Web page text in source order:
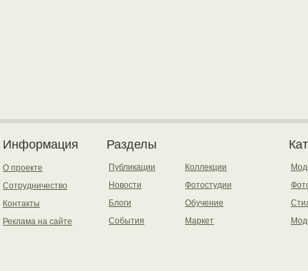
Информация
О проекте
Сотрудничество
Контакты
Реклама на сайте
Разделы
Публикации
Новости
Блоги
События
Коллекции
Фотостудии
Обучение
Маркет